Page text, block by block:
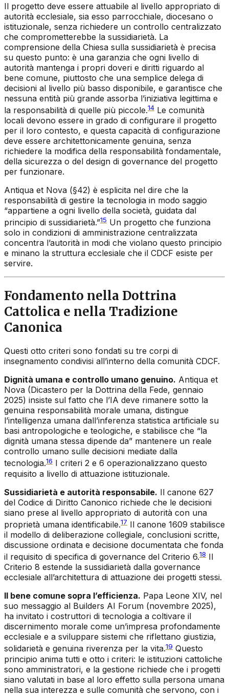
Il progetto deve essere attuabile al livello appropriato di
autorità ecclesiale, sia esso parrocchiale, diocesano o
istituzionale, senza richiedere un controllo centralizzato
che comprometterebbe la sussidiarietà. La
comprensione della Chiesa sulla sussidiarietà è precisa
su questo punto: è una garanzia che ogni livello di
autorità mantenga i propri doveri e diritti riguardo al
bene comune, piuttosto che una semplice delega di
decisioni al livello più basso disponibile, e garantisce che
nessuna entità più grande assorba l’iniziativa legittima e
la responsabilità di quelle più piccole.14 Le comunità
locali devono essere in grado di configurare il progetto
per il loro contesto, e questa capacità di configurazione
deve essere architettonicamente genuina, senza
richiedere la modifica della responsabilità fondamentale,
della sicurezza o del design di governance del progetto
per funzionare.
Antiqua et Nova (§42) è esplicita nel dire che la
responsabilità di gestire la tecnologia in modo saggio
“appartiene a ogni livello della società, guidata dal
principio di sussidiarietà.”15 Un progetto che funziona
solo in condizioni di amministrazione centralizzata
concentra l’autorità in modi che violano questo principio
e minano la struttura ecclesiale che il CDCF esiste per
servire.
Fondamento nella Dottrina
Cattolica e nella Tradizione
Canonica
Questi otto criteri sono fondati su tre corpi di
insegnamento condivisi all’interno della comunità CDCF.
Dignità umana e controllo umano genuino. Antiqua et
Nova (Dicastero per la Dottrina della Fede, gennaio
2025) insiste sul fatto che l’IA deve rimanere sotto la
genuina responsabilità morale umana, distingue
l’intelligenza umana dall’inferenza statistica artificiale su
basi antropologiche e teologiche, e stabilisce che “la
dignità umana stessa dipende da” mantenere un reale
controllo umano sulle decisioni mediate dalla
tecnologia.16 I criteri 2 e 6 operazionalizzano questo
requisito a livello di attuazione istituzionale.
Sussidiarietà e autorità responsabile. Il canone 627
del Codice di Diritto Canonico richiede che le decisioni
siano prese al livello appropriato di autorità con una
proprietà umana identificabile.17 Il canone 1609 stabilisce
il modello di deliberazione collegiale, conclusioni scritte,
discussione ordinata e decisione documentata che fonda
il requisito di specifica di governance del Criterio 6.18 Il
Criterio 8 estende la sussidiarietà dalla governance
ecclesiale all’architettura di attuazione dei progetti stessi.
Il bene comune sopra l’efficienza. Papa Leone XIV, nel
suo messaggio al Builders AI Forum (novembre 2025),
ha invitato i costruttori di tecnologia a coltivare il
discernimento morale come un’impresa profondamente
ecclesiale e a sviluppare sistemi che riflettano giustizia,
solidarietà e genuina riverenza per la vita.19 Questo
principio anima tutti e otto i criteri: le istituzioni cattoliche
sono amministratori, e la gestione richiede che i progetti
siano valutati in base al loro effetto sulla persona umana
nella sua interezza e sulle comunità che servono, con i